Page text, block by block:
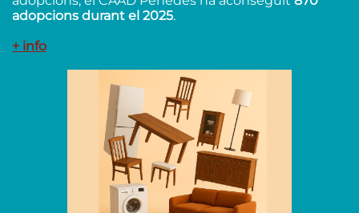
adopcions durant el 2025.
+ info